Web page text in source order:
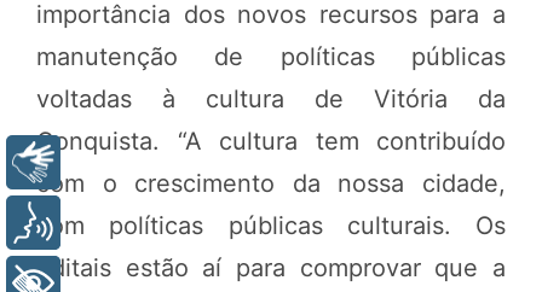
importância dos novos recursos para a
manutenção de políticas públicas
voltadas à cultura de Vitória da
Conquista. “A cultura tem contribuído
com o crescimento da nossa cidade,
com políticas públicas culturais. Os
editais estão aí para comprovar que a
Voz
+ Acessibilidade